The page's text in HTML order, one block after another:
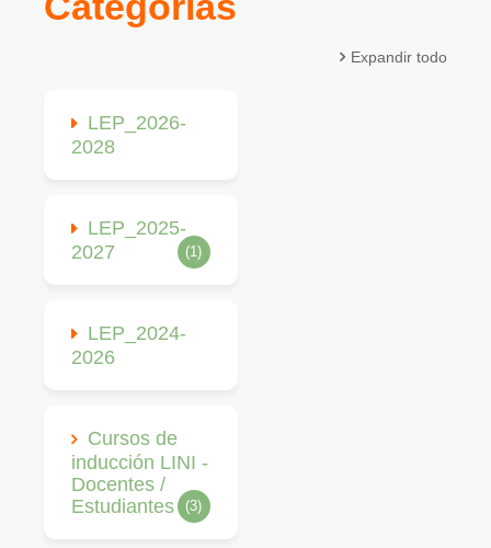
Expandir todo
LEP_2026-
2028
LEP_2025-
2027
(1)
LEP_2024-
2026
Cursos de
inducción LINI -
Docentes /
Estudiantes
(3)